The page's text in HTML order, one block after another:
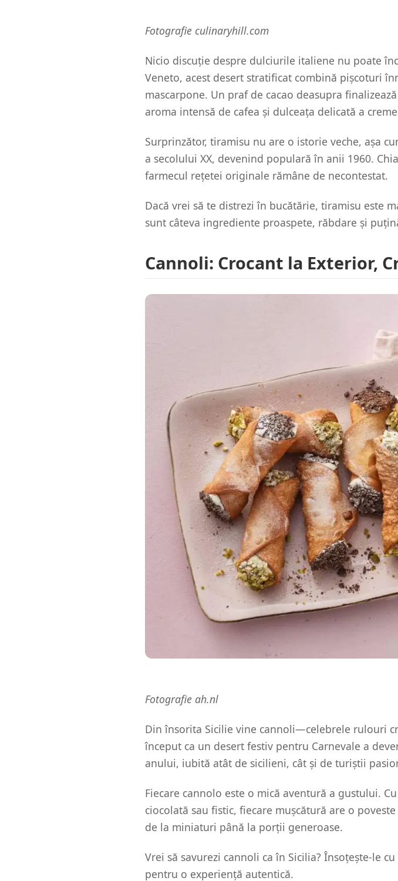
Fotografie culinaryhill.com
Nicio discuție despre dulciurile italiene nu poate
Veneto, acest desert stratificat combină pișcoturi
mascarpone. Un praf de cacao deasupra
aroma intensă de cafea și dulceața delicată a
Surprinzător, tiramisu nu are o istorie veche, așa
a secolului XX, devenind populară în anii 1960.
farmecul rețetei originale rămâne de necontestat.
Dacă vrei să te distrezi în bucătărie, tiramisu este
sunt câteva ingrediente proaspete, răbdare și
Cannoli: Crocant la Exterior,
Fotografie ah.nl
Din însorita Sicilie vine cannoli—celebrele rulouri
început ca un desert festiv pentru Carnevale a
anului, iubită atât de sicilieni, cât și de turiștii
Fiecare cannolo este o mică aventură a gustului.
ciocolată sau fistic, fiecare mușcătură are o
de la miniaturi până la porții generoase.
Vrei să savurezi cannoli ca în Sicilia? Însoțește-le
pentru o experiență autentică.